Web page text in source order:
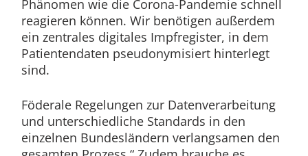
Phänomen wie die Corona-Pandemie schnell
reagieren können. Wir benötigen außerdem
ein zentrales digitales Impfregister, in dem
Patientendaten pseudonymisiert hinterlegt
sind.
Föderale Regelungen zur Datenverarbeitung
und unterschiedliche Standards in den
einzelnen Bundesländern verlangsamen den